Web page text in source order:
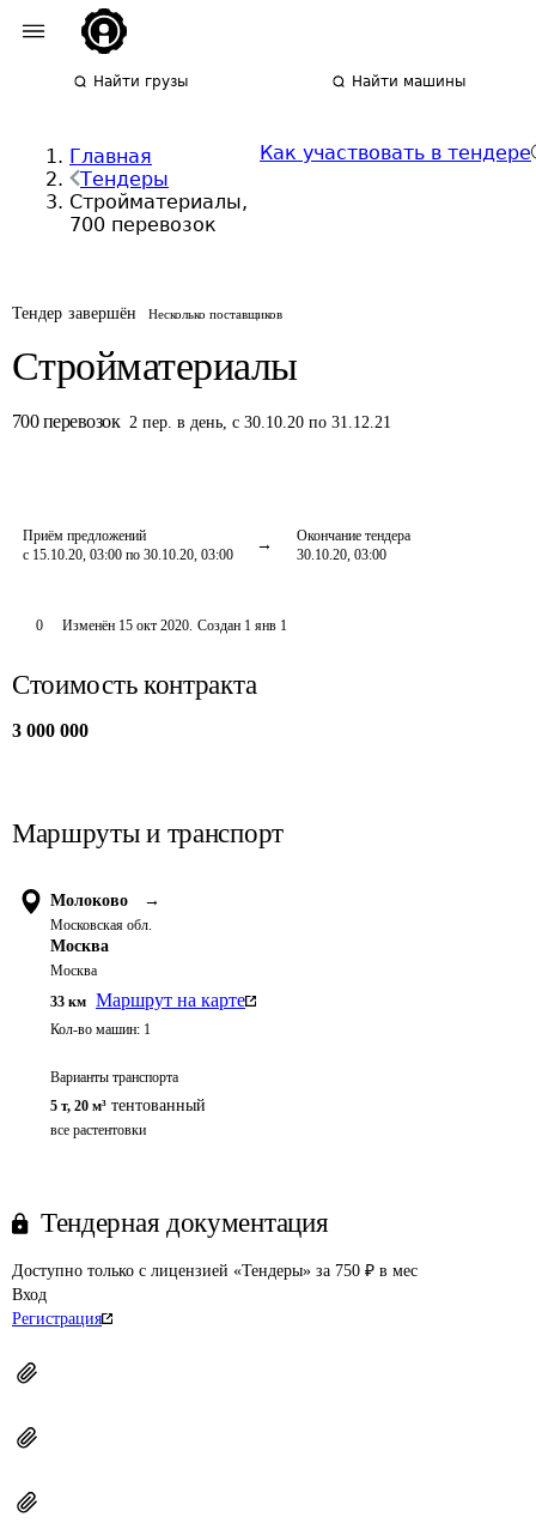
Найти грузы Найти машины
Главная
Тендеры
Стройматериалы,
700 перевозок
Как участвовать в тендере
Тендер завершён Несколько поставщиков
Стройматериалы
700 перевозок 2 пер. в день,с 30.10.20 по 31.12.21
Приём предложений
с 15.10.20, 03:00 по 30.10.20, 03:00
Окончание тендера
30.10.20, 03:00
0 Изменён 15 окт 2020. Создан 1 янв 1
Стоимость контракта
3 000 000
Маршруты и транспорт
Молоково →
Московская обл.
Москва
Москва
33 км Маршрут на карте
Кол-во машин: 1
Варианты транспорта
5 т, 20 м³ тентованный
все растентовки
Тендерная документация
Доступно только с лицензией «Тендеры» за 750 ₽ в мес
Вход
Регистрация